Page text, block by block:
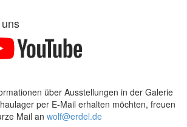
über Ausstellungen in der Galerie
per E-Mail erhalten möchten, freuen
Mail an wolf@erdel.de